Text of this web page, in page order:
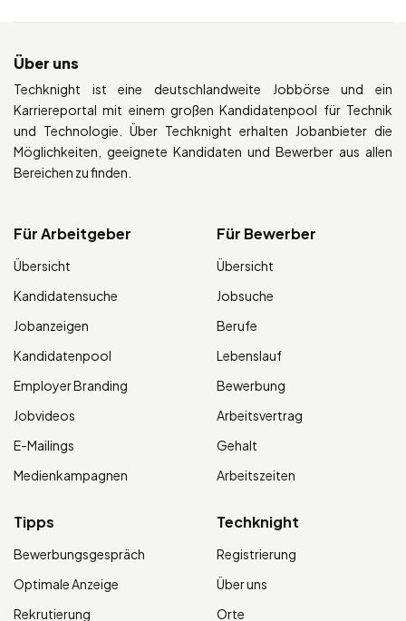
Über uns
Techknight ist eine deutschlandweite Jobbörse und ein
Karriereportal mit einem großen Kandidatenpool für Technik
und Technologie. Über Techknight erhalten Jobanbieter die
Möglichkeiten, geeignete Kandidaten und Bewerber aus allen
Bereichen zu finden.
Für Arbeitgeber
Übersicht
Kandidatensuche
Jobanzeigen
Kandidatenpool
Employer Branding
Jobvideos
E-Mailings
Medienkampagnen
Für Bewerber
Übersicht
Jobsuche
Berufe
Lebenslauf
Bewerbung
Arbeitsvertrag
Gehalt
Arbeitszeiten
Tipps
Bewerbungsgespräch
Optimale Anzeige
Rekrutierung
Techknight
Registrierung
Über uns
Orte